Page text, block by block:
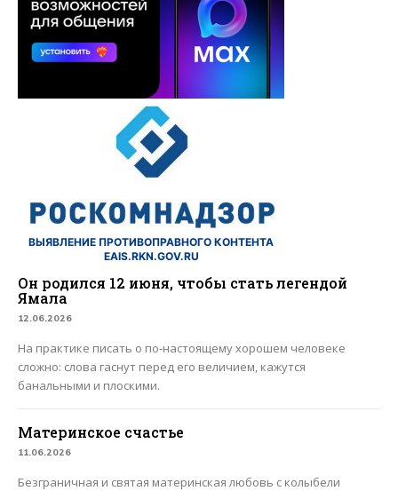
ВЫЯВЛЕНИЕ ПРОТИВОПРАВНОГО КОНТЕНТА
EAIS.RKN.GOV.RU
Он родился 12 июня, чтобы стать легендой
Ямала
12.06.2026
На практике писать о по-настоящему хорошем человеке
сложно: слова гаснут перед его величием, кажутся
банальными и плоскими.
Материнское счастье
11.06.2026
Безграничная и святая материнская любовь с колыбели